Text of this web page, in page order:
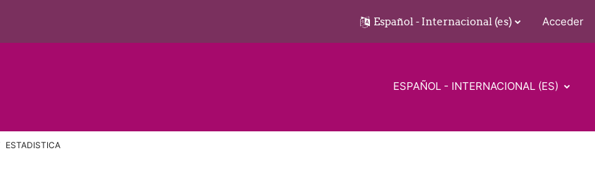
Español - Internacional ‎(es)‎ Acceder
ESPAÑOL - INTERNACIONAL ‎(ES)‎
ESTADISTICA